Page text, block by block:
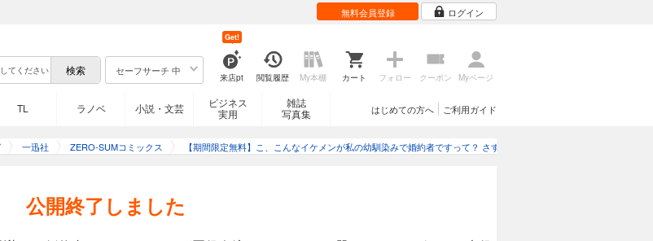
無料会員登録 ログイン
セーフサーチ 中
来店pt
Get!
閲覧履歴 My本棚 カート フォロー クーポン Myページ
TL ラノベ 小説・文芸
ビジネス
実用
雑誌
写真集
ご利用ガイド
はじめての方へ
一迅社 ZERO-SUMコミックス 【期間限定無料】こ、こんなイケメンが私の幼馴染みで婚約者ですって？ さすが悪役令嬢、それくらいの器じゃな
公開終了しました